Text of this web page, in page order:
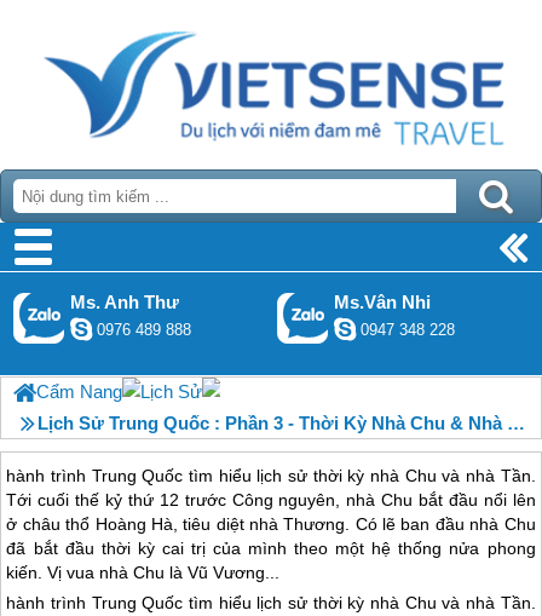
Ms. Anh Thư
0976 489 888
Ms.Vân Nhi
0947 348 228
Cẩm Nang
Lịch Sử
Lịch Sử Trung Quốc : Phần 3 - Thời Kỳ Nhà Chu & Nhà Tần
hành trình Trung Quốc tìm hiểu lịch sử thời kỳ nhà Chu và nhà Tần.
Tới cuối thế kỷ thứ 12 trước Công nguyên, nhà Chu bắt đầu nổi lên
ở châu thổ Hoàng Hà, tiêu diệt nhà Thương. Có lẽ ban đầu nhà Chu
đã bắt đầu thời kỳ cai trị của mình theo một hệ thống nửa phong
kiến. Vị vua nhà Chu là Vũ Vương...
hành trình Trung Quốc tìm hiểu lịch sử thời kỳ nhà Chu và nhà Tần.